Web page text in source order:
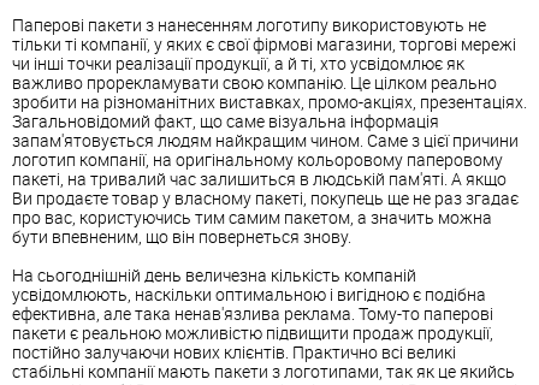
Паперові пакети з нанесенням логотипу використовують не
тільки ті компанії, у яких є свої фірмові магазини, торгові мережі
чи інші точки реалізації продукції, а й ті, хто усвідомлює як
важливо прорекламувати свою компанію. Це цілком реально
зробити на різноманітних виставках, промо-акціях, презентаціях.
Загальновідомий факт, що саме візуальна інформація
запам'ятовується людям найкращим чином. Саме з цієї причини
логотип компанії, на оригінальному кольоровому паперовому
пакеті, на тривалий час залишиться в людській пам'яті. А якщо
Ви продаєте товар у власному пакеті, покупець ще не раз згадає
про вас, користуючись тим самим пакетом, а значить можна
бути впевненим, що він повернеться знову.
На сьогоднішній день величезна кількість компаній
усвідомлюють, наскільки оптимальною і вигідною є подібна
ефективна, але така ненав'язлива реклама. Тому-то паперові
пакети є реальною можливістю підвищити продаж продукції,
постійно залучаючи нових клієнтів. Практично всі великі
стабільні компанії мають пакети з логотипами, так як це якийсь